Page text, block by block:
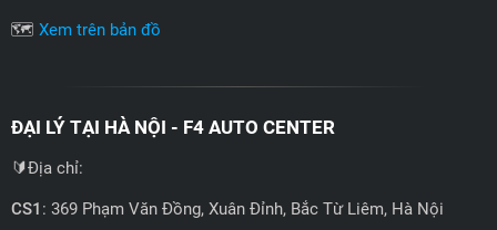
🗺️ Xem trên bản đồ
ĐẠI LÝ TẠI HÀ NỘI - F4 AUTO CENTER
🔰Địa chỉ:
CS1 : 369 Phạm Văn Đồng, Xuân Đỉnh, Bắc Từ Liêm, Hà Nội